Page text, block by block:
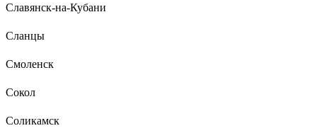
Славянск-на-Кубани
Сланцы
Смоленск
Сокол
Соликамск